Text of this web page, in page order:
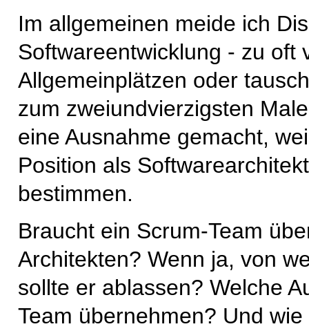
Im allgemeinen meide ich
Softwareentwicklung - zu oft
Allgemeinplätzen oder
zum zweiundvierzigsten
eine Ausnahme gemacht,
Position als
bestimmen.
Braucht ein Scrum-Team
Architekten? Wenn ja, von
sollte er ablassen? Welche
Team übernehmen? Und